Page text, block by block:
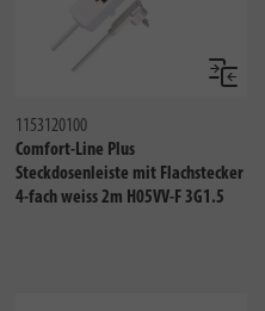
1153120100
Comfort-Line Plus
Steckdosenleiste mit Flachstecker
4-fach weiss 2m H05VV-F 3G1.5